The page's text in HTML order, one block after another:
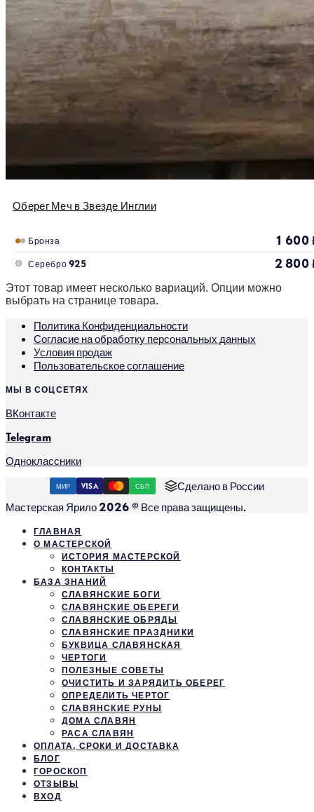
Оберег Меч в Звезде Инглии
Бронза 1 600
Серебро 925 2 800
Этот товар имеет несколько вариаций. Опции можно
выбрать на странице товара.
Политика Конфиденциальности
Согласие на обработку персональных данных
Условия продаж
Пользовательское соглашение
МЫ В СОЦСЕТЯХ
ВКонтакте
Telegram
Одноклассники
МИР VISA СБП
Сделано в России
Мастерская Ярило 2026 © Все права защищены.
ГЛАВНАЯ
О МАСТЕРСКОЙ
ИСТОРИЯ МАСТЕРСКОЙ
КОНТАКТЫ
БАЗА ЗНАНИЙ
СЛАВЯНСКИЕ БОГИ
СЛАВЯНСКИЕ ОБЕРЕГИ
СЛАВЯНСКИЕ ОБРЯДЫ
СЛАВЯНСКИЕ ПРАЗДНИКИ
БУКВИЦА СЛАВЯНСКАЯ
ЧЕРТОГИ
ПОЛЕЗНЫЕ СОВЕТЫ
ОЧИСТИТЬ И ЗАРЯДИТЬ ОБЕРЕГ
ОПРЕДЕЛИТЬ ЧЕРТОГ
СЛАВЯНСКИЕ РУНЫ
ДОМА СЛАВЯН
РАСА СЛАВЯН
ОПЛАТА, СРОКИ И ДОСТАВКА
БЛОГ
ГОРОСКОП
ОТЗЫВЫ
ВХОД